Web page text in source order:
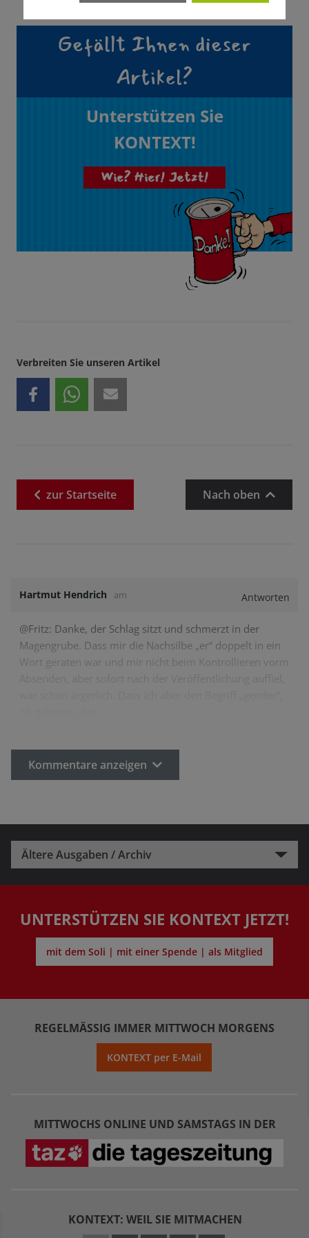
Gefällt Ihnen dieser
Artikel?
Unterstützen Sie
KONTEXT!
Wie? Hier! Jetzt!
Verbreiten Sie unseren Artikel
zurStartseite Nach oben
Hartmut Hendrich am Antworten
@Fritz: Danke, der Schlag sitzt und schmerzt in der
Magengrube. Dass mir die Nachsilbe „er“ doppelt in ein
Wort geraten war und mir nicht beim Kontrollieren vorm
Kommentare anzeigen
Ältere Ausgaben / Archiv
UNTERSTÜTZEN SIE KONTEXT JETZT!
mit dem Soli | mit einer Spende | als Mitglied
REGELMÄSSIG IMMER MITTWOCH MORGENS
KONTEXT per E-Mail
MITTWOCHS ONLINE UND SAMSTAGS IN DER
KONTEXT: WEIL SIE MITMACHEN